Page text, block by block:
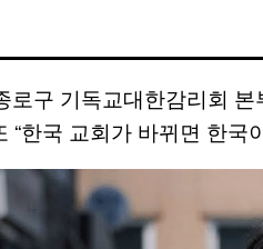
구 기독교대한감리회 본
“한국 교회가 바뀌면 한국